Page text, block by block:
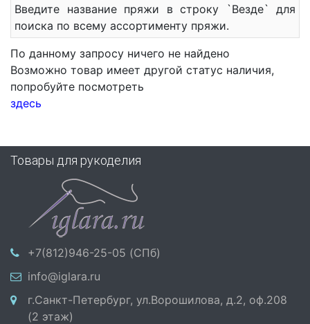
Введите название пряжи в строку `Везде` для
поиска по всему ассортименту пряжи.
По данному запросу ничего не найдено
Возможно товар имеет другой статус наличия,
попробуйте посмотреть
здесь
Товары для рукоделия
+7(812)946-25-05 (СПб)
info@iglara.ru
г.Санкт-Петербург, ул.Ворошилова, д.2, оф.208
(2 этаж)